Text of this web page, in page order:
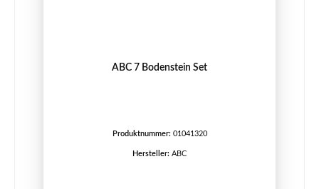
ABC 7 Bodenstein Set
Produktnummer: 01041320
Hersteller: ABC